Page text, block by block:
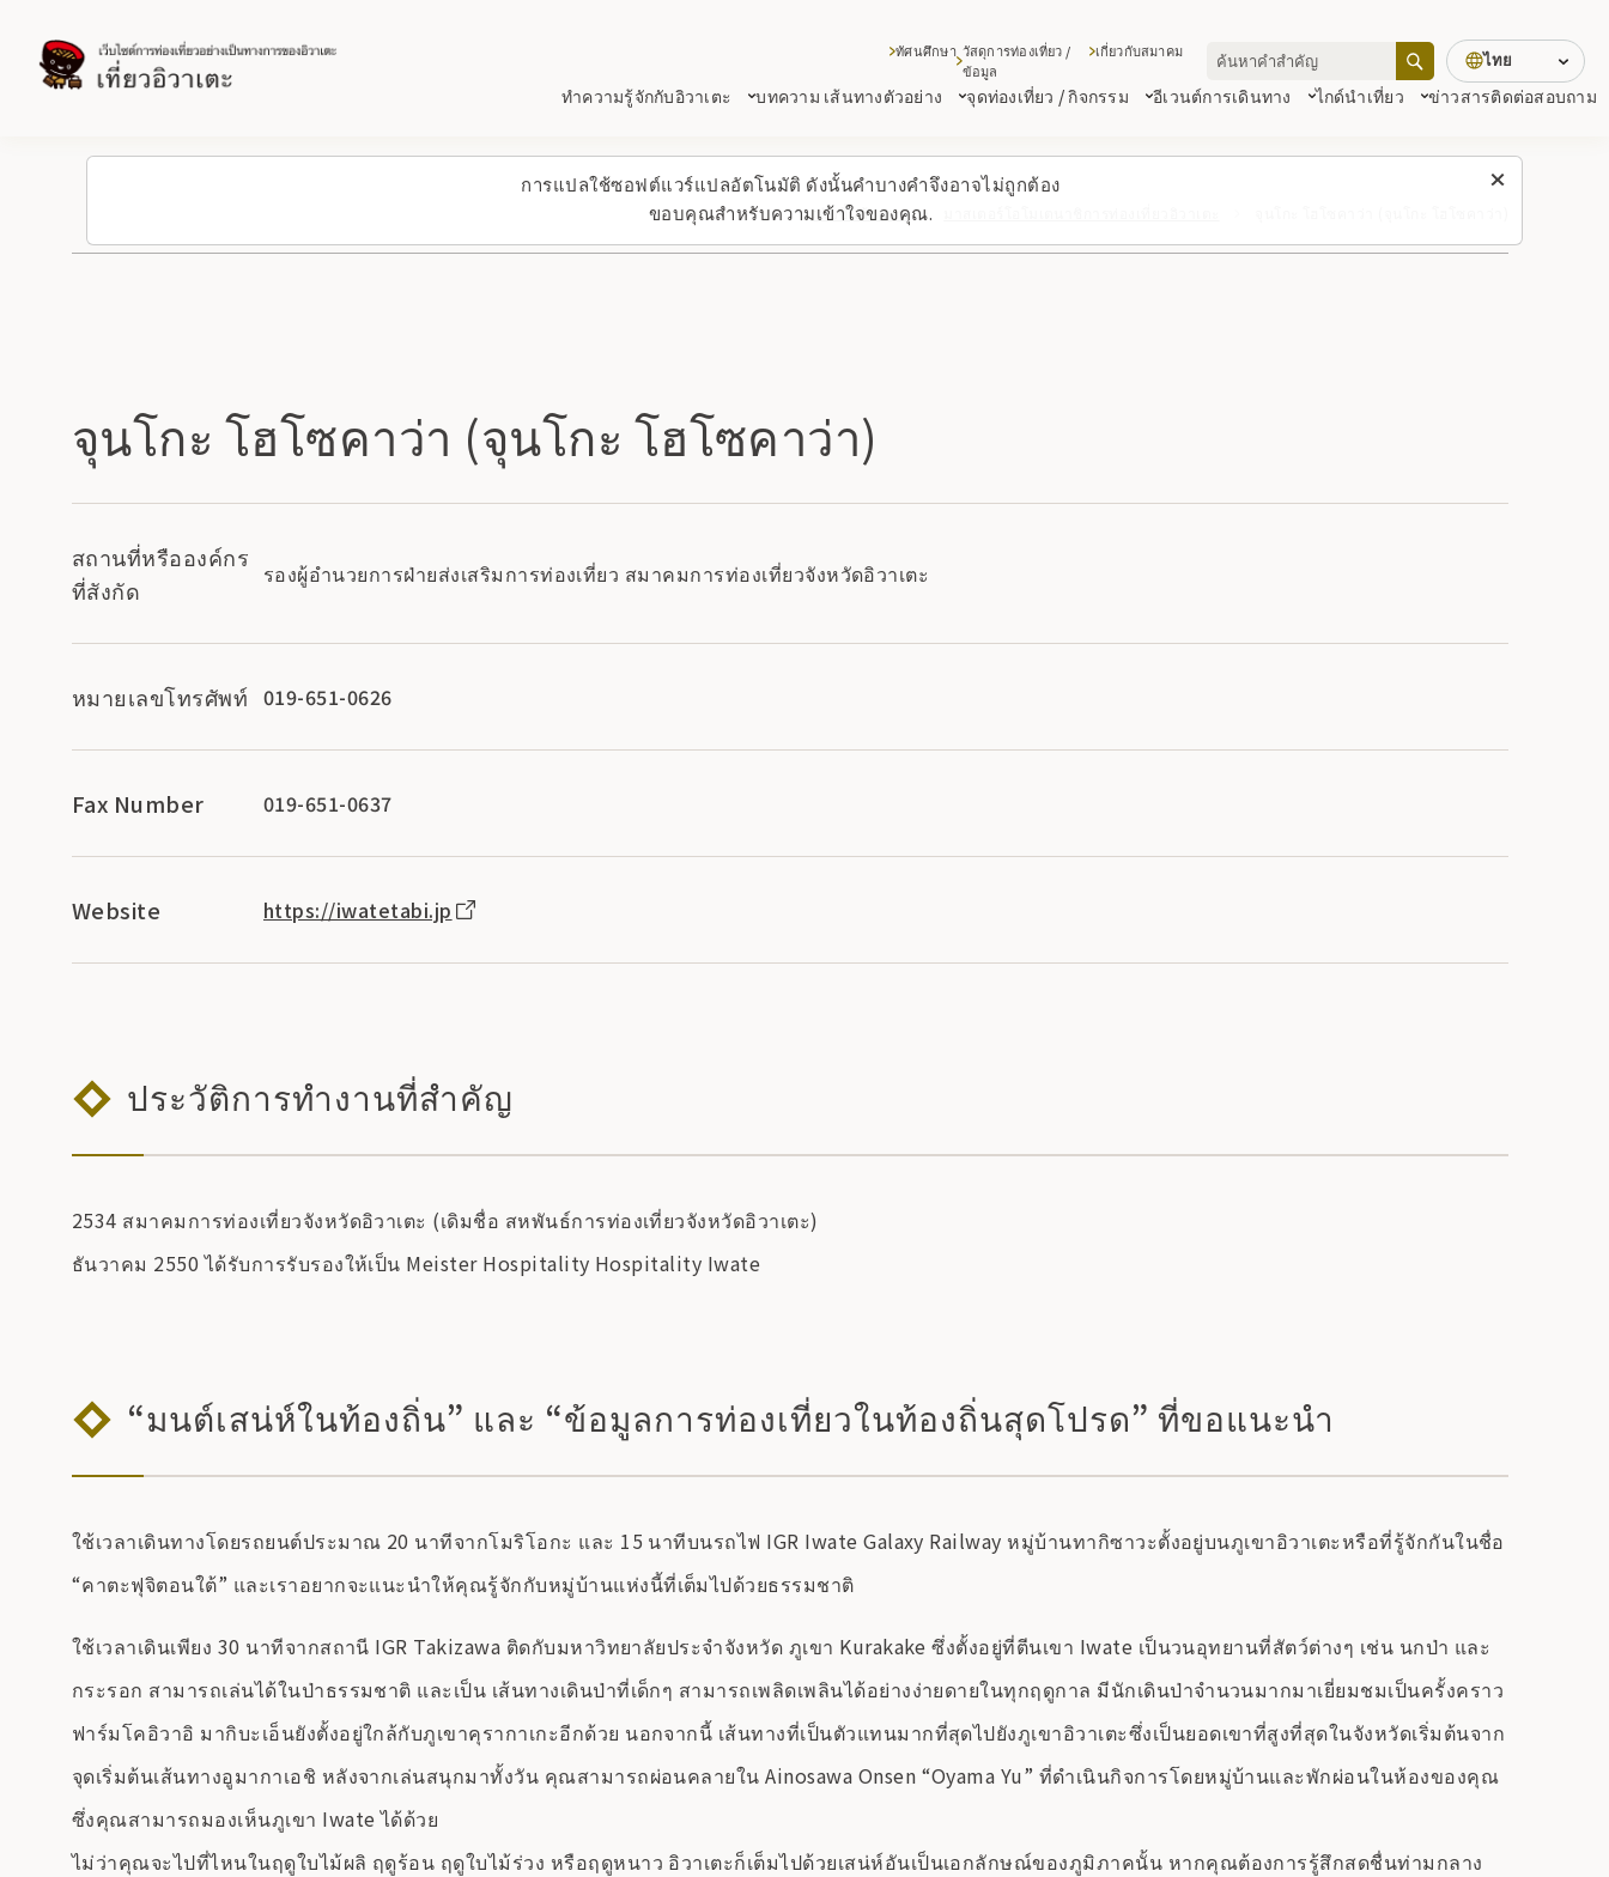
การแปลใช้ซอฟต์แวร์แปลอัตโนมัติ ดังนั้นคำบางคำจึงอาจไม่ถูกต้อง
ขอบคุณสำหรับความเข้าใจของคุณ.
ทำความรู้จักกับอิวาเตะ บทความ เส้นทางตัวอย่าง จุดท่องเที่ยว / กิจกรรม อีเวนต์การเดินทาง ไกด์นำเที่ยว ข่าวสารติดต่อสอบถาม
ทัศนศึกษา วัสดุการท่องเที่ยว /
ข้อมูล
เกี่ยวกับสมาคม ไทย
กลับขึ้นด้านบน
จุนโกะ โฮโซคาว่า (จุนโกะ โฮโซคาว่า)
สถานที่หรือองค์กร
ที่สังกัด
รองผู้อำนวยการฝ่ายส่งเสริมการท่องเที่ยว สมาคมการท่องเที่ยวจังหวัดอิวาเตะ
หมายเลขโทรศัพท์ 019-651-0626
Fax Number 019-651-0637
Website https://iwatetabi.jp
ประวัติการทำงานที่สำคัญ
2534 สมาคมการท่องเที่ยวจังหวัดอิวาเตะ (เดิมชื่อ สหพันธ์การท่องเที่ยวจังหวัดอิวาเตะ)
ธันวาคม 2550 ได้รับการรับรองให้เป็น Meister Hospitality Hospitality Iwate
“มนต์เสน่ห์ในท้องถิ่น” และ “ข้อมูลการท่องเที่ยวในท้องถิ่นสุดโปรด” ที่ขอแนะนำ
ใช้เวลาเดินทางโดยรถยนต์ประมาณ 20 นาทีจากโมริโอกะ และ 15 นาทีบนรถไฟ IGR Iwate Galaxy Railway หมู่บ้านทากิซาวะตั้งอยู่บนภูเขาอิวาเตะหรือที่รู้จักกันในชื่อ
“คาตะฟุจิตอนใต้” และเราอยากจะแนะนำให้คุณรู้จักกับหมู่บ้านแห่งนี้ที่เต็มไปด้วยธรรมชาติ
ใช้เวลาเดินเพียง 30 นาทีจากสถานี IGR Takizawa ติดกับมหาวิทยาลัยประจำจังหวัด ภูเขา Kurakake ซึ่งตั้งอยู่ที่ตีนเขา Iwate เป็นวนอุทยานที่สัตว์ต่างๆ เช่น นกป่า และ
กระรอก สามารถเล่นได้ในป่าธรรมชาติ และเป็น เส้นทางเดินป่าที่เด็กๆ สามารถเพลิดเพลินได้อย่างง่ายดายในทุกฤดูกาล มีนักเดินป่าจำนวนมากมาเยี่ยมชมเป็นครั้งคราว
ฟาร์มโคอิวาอิ มากิบะเอ็นยังตั้งอยู่ใกล้กับภูเขาคุรากาเกะอีกด้วย นอกจากนี้ เส้นทางที่เป็นตัวแทนมากที่สุดไปยังภูเขาอิวาเตะซึ่งเป็นยอดเขาที่สูงที่สุดในจังหวัดเริ่มต้นจาก
จุดเริ่มต้นเส้นทางอูมากาเอชิ หลังจากเล่นสนุกมาทั้งวัน คุณสามารถผ่อนคลายใน Ainosawa Onsen “Oyama Yu” ที่ดำเนินกิจการโดยหมู่บ้านและพักผ่อนในห้องของคุณ
ซึ่งคุณสามารถมองเห็นภูเขา Iwate ได้ด้วย
ไม่ว่าคุณจะไปที่ไหนในฤดูใบไม้ผลิ ฤดูร้อน ฤดูใบไม้ร่วง หรือฤดูหนาว อิวาเตะก็เต็มไปด้วยเสน่ห์อันเป็นเอกลักษณ์ของภูมิภาคนั้น หากคุณต้องการรู้สึกสดชื่นท่ามกลาง